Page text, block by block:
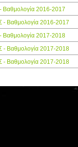
Βαθμολογία 2016-2017
- Βαθμολογία 2016-2017
Βαθμολογία 2017-2018
- Βαθμολογία 2017-2018
- Βαθμολογία 2017-2018